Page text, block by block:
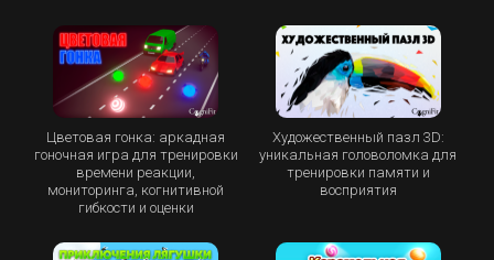
Цветовая гонка: аркадная
гоночная игра для тренировки
времени реакции,
мониторинга, когнитивной
гибкости и оценки
Художественный пазл 3D:
уникальная головоломка для
тренировки памяти и
восприятия